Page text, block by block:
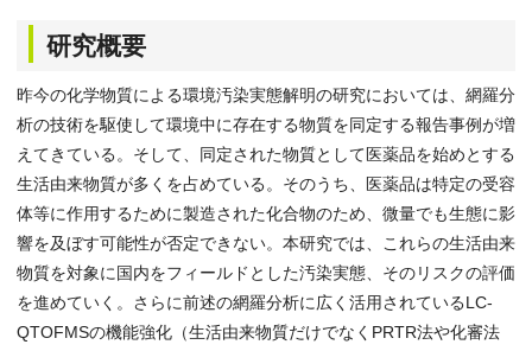
研究概要
昨今の化学物質による環境汚染実態解明の研究においては、網羅分
析の技術を駆使して環境中に存在する物質を同定する報告事例が増
えてきている。そして、同定された物質として医薬品を始めとする
生活由来物質が多くを占めている。そのうち、医薬品は特定の受容
体等に作用するために製造された化合物のため、微量でも生態に影
響を及ぼす可能性が否定できない。本研究では、これらの生活由来
物質を対象に国内をフィールドとした汚染実態、そのリスクの評価
を進めていく。さらに前述の網羅分析に広く活用されているLC-
QTOFMSの機能強化（生活由来物質だけでなくPRTR法や化審法